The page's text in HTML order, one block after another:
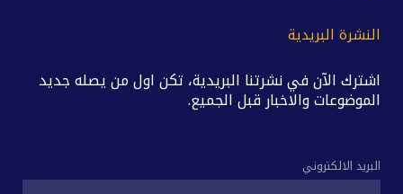
النشرة البريدية
اشترك الآن في نشرتنا البريدية، تكن اول من يصله جديد
الموضوعات والاخبار قبل الجميع.
البريد الالكتروني